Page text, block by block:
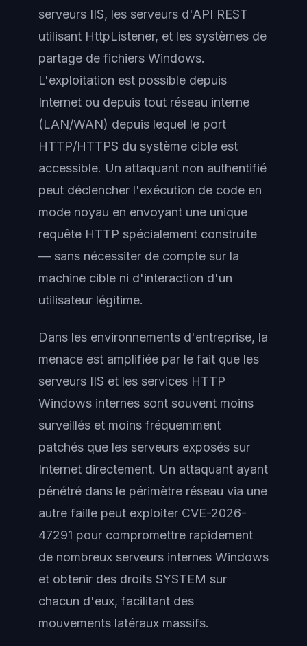
serveurs IIS, les serveurs d'API REST
utilisant HttpListener, et les systèmes de
partage de fichiers Windows.
L'exploitation est possible depuis
Internet ou depuis tout réseau interne
(LAN/WAN) depuis lequel le port
HTTP/HTTPS du système cible est
accessible. Un attaquant non authentifié
peut déclencher l'exécution de code en
mode noyau en envoyant une unique
requête HTTP spécialement construite
— sans nécessiter de compte sur la
machine cible ni d'interaction d'un
utilisateur légitime.
Dans les environnements d'entreprise, la
menace est amplifiée par le fait que les
serveurs IIS et les services HTTP
Windows internes sont souvent moins
surveillés et moins fréquemment
patchés que les serveurs exposés sur
Internet directement. Un attaquant ayant
pénétré dans le périmètre réseau via une
autre faille peut exploiter CVE-2026-
47291 pour compromettre rapidement
de nombreux serveurs internes Windows
et obtenir des droits SYSTEM sur
chacun d'eux, facilitant des
mouvements latéraux massifs.